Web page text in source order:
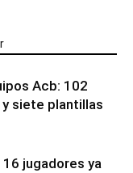
Acb: 102
siete plantillas
jugadores ya